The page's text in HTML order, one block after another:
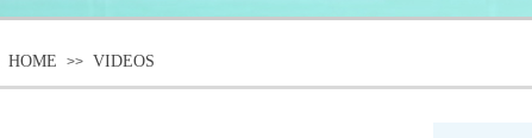
HOME >> VIDEOS